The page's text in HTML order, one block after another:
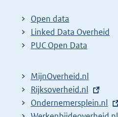
t
e
r
l
i
n
Open data
Linked Data Overheid
PUC Open Data
MijnOverheid.nl
E
x
Rijksoverheid.nl
E
Ondernemersplein.nl